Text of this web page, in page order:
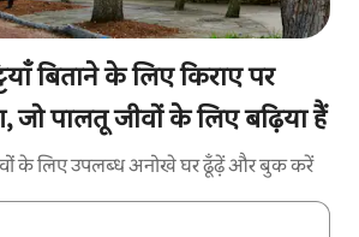
बिताने के लिए किराए पर
जो पालतू जीवों के लिए बढ़िया हैं
के लिए उपलब्ध अनोखे घर ढूँढ़ें और बुक करें